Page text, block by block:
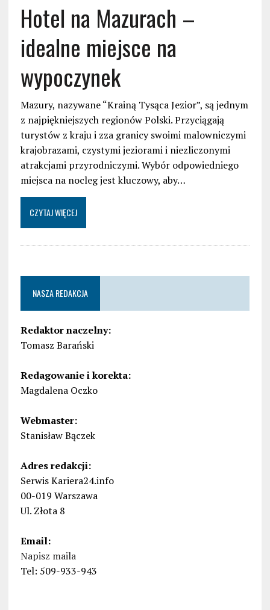
Hotel na Mazurach –
idealne miejsce na
wypoczynek
Mazury, nazywane “Krainą Tysąca Jezior”, są jednym
z najpiękniejszych regionów Polski. Przyciągają
turystów z kraju i zza granicy swoimi malowniczymi
krajobrazami, czystymi jeziorami i niezliczonymi
atrakcjami przyrodniczymi. Wybór odpowiedniego
miejsca na nocleg jest kluczowy, aby…
CZYTAJ WIĘCEJ
NASZA REDAKCJA
Redaktor naczelny:
Tomasz Barański
Redagowanie i korekta:
Magdalena Oczko
Webmaster:
Stanisław Bączek
Adres redakcji:
Serwis Kariera24.info
00-019 Warszawa
Ul. Złota 8
Email:
Napisz maila
Tel: 509-933-943